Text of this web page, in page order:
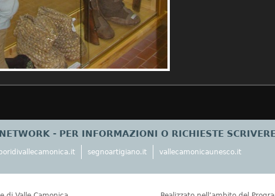
- PER INFORMAZIONI O RICHIESTE
segnoartigiano.it vallecamonicaunesco.it